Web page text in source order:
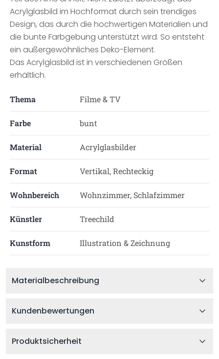
Acrylglasbild im Hochformat durch sein trendiges
Design, das durch die hochwertigen Materialien und
die bunte Farbgebung unterstützt wird. So entsteht
ein außergewöhnliches Deko-Element.
Das Acrylglasbild ist in verschiedenen Größen
erhältlich.
Thema Filme & TV
Farbe bunt
Material Acrylglasbilder
Format Vertikal, Rechteckig
Wohnbereich Wohnzimmer, Schlafzimmer
Künstler Treechild
Kunstform Illustration & Zeichnung
Materialbeschreibung
Kundenbewertungen
Produktsicherheit